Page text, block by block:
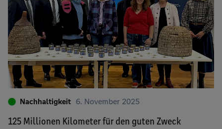
Nachhaltigkeit 6. November 2025
125 Millionen Kilometer für den guten Zweck